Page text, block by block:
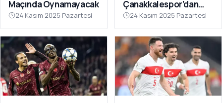
Maçında Oynamayacak
24 Kasım 2025 Pazartesi
Çanakkalespor’dan
Farklı Galibiyet
24 Kasım 2025 Pazartesi